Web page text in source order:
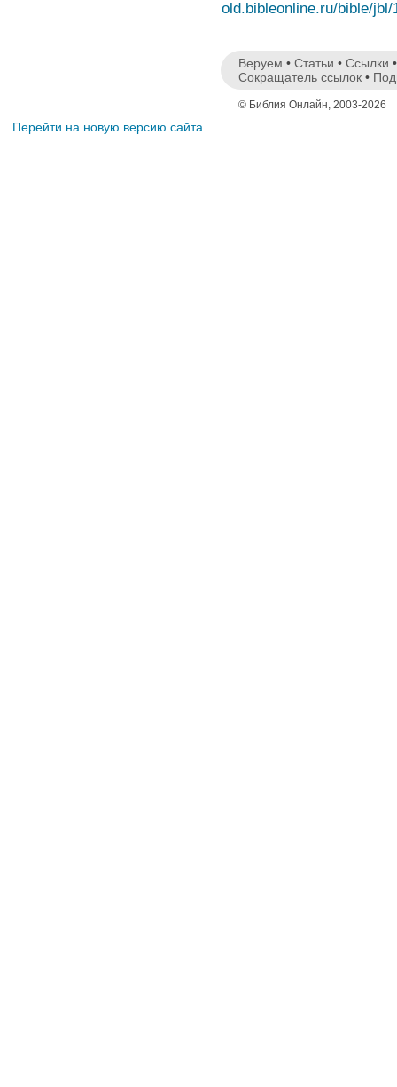
old.bibleonline.ru/bible/jbl/
Веруем • Статьи • Ссылки
Сокращатель ссылок •
© Библия Онлайн, 2003-2026
Перейти на новую версию сайта.